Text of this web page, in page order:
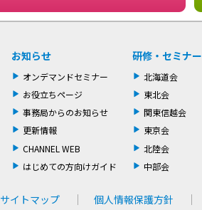
お知らせ
オンデマンドセミナー
お役立ちページ
事務局からのお知らせ
更新情報
CHANNEL WEB
はじめての方向けガイド
研修・セミナー
北海道会
東北会
関東信越会
東京会
北陸会
中部会
サイトマップ 個人情報保護方針